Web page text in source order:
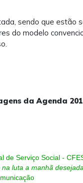
sendo que estão
do modelo
da Agenda
de Serviço Social -
na luta a manhã